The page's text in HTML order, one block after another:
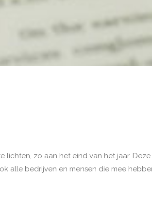
zo aan het eind van het jaar.
alle bedrijven en mensen die mee